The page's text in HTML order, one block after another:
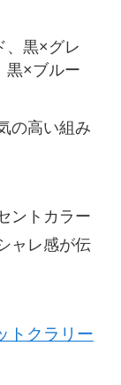
、黒×グレ
黒×ブルー
の高い組み
ントカラー
ャレ感が伝
トクラリー